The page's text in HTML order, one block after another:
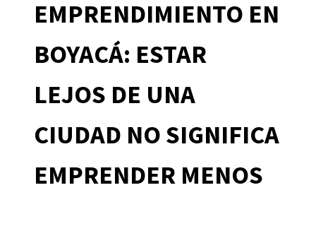
EMPRENDIMIENTO EN
BOYACÁ: ESTAR
LEJOS DE UNA
CIUDAD NO SIGNIFICA
EMPRENDER MENOS